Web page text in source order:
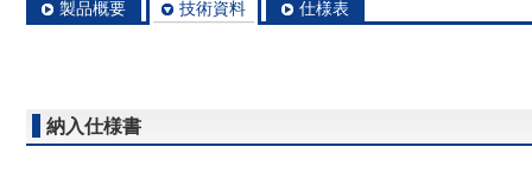
製品概要 技術資料 仕様表
納入仕様書